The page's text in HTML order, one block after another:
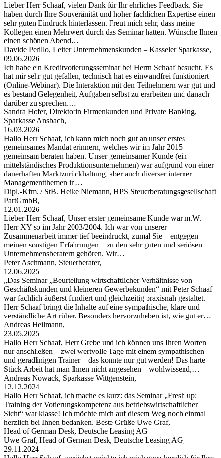
Lieber Herr Schaaf, vielen Dank für Ihr ehrliches Feedback. Sie
haben durch Ihre Souveränität und hoher fachlichen Expertise einen
sehr guten Eindruck hinterlassen. Freut mich sehr, dass meine
Kollegen einen Mehrwert durch das Seminar hatten. Wünsche Ihnen
einen schönen Abend…
Davide Perillo, Leiter Unternehmenskunden – Kasseler Sparkasse,
09.06.2026
Ich habe ein Kreditvotierungsseminar bei Herrn Schaaf besucht. Es
hat mir sehr gut gefallen, technisch hat es einwandfrei funktioniert
(Online-Webinar). Die Interaktion mit den Teilnehmern war gut und
es bestand Gelegenheit, Aufgaben selbst zu erarbeiten und danach
darüber zu sprechen,…
Sandra Hofer, Direktorin Firmenkunden und Private Banking,
Sparkasse Ansbach,
16.03.2026
Hallo Herr Schaaf, ich kann mich noch gut an unser erstes
gemeinsames Mandat erinnern, welches wir im Jahr 2015
gemeinsam beraten haben. Unser gemeinsamer Kunde (ein
mittelständisches Produktionsunternehmen) war aufgrund von einer
dauerhaften Marktzurückhaltung, aber auch diverser interner
Managementthemen in…
Dipl.-Kfm. / StB. Heike Niemann, HPS Steuerberatungsgesellschaft
PartGmbB,
12.01.2026
Lieber Herr Schaaf, Unser erster gemeinsame Kunde war m.W.
Herr XY so im Jahr 2003/2004. Ich war von unserer
Zusammenarbeit immer tief beeindruckt, zumal Sie – entgegen
meinen sonstigen Erfahrungen – zu den sehr guten und seriösen
Unternehmensberatern gehören. Wir…
Peter Aschmann, Steuerberater,
12.06.2025
„Das Seminar „Beurteilung wirtschaftlicher Verhältnisse von
Geschäftskunden und kleineren Gewerbekunden“ mit Peter Schaaf
war fachlich äußerst fundiert und gleichzeitig praxisnah gestaltet.
Herr Schaaf bringt die Inhalte auf eine sympathische, klare und
verständliche Art rüber. Besonders hervorzuheben ist, wie gut er…
Andreas Heilmann,
23.05.2025
Hallo Herr Schaaf, Herr Grebe und ich können uns Ihren Worten
nur anschließen – zwei wertvolle Tage mit einem sympathischen
und geradlinigen Trainer – das konnte nur gut werden! Das harte
Stück Arbeit hat man Ihnen nicht angesehen – wohlwissend,…
Andreas Nowack, Sparkasse Wittgenstein,
12.12.2024
Hallo Herr Schaaf, ich mache es kurz: das Seminar „Fresh up:
Training der Votierungskompetenz aus betriebswirtschaftlicher
Sicht“ war klasse! Ich möchte mich auf diesem Weg noch einmal
herzlich bei Ihnen bedanken. Beste Grüße Uwe Graf,
Head of German Desk, Deutsche Leasing AG
Uwe Graf, Head of German Desk, Deutsche Leasing AG,
29.11.2024